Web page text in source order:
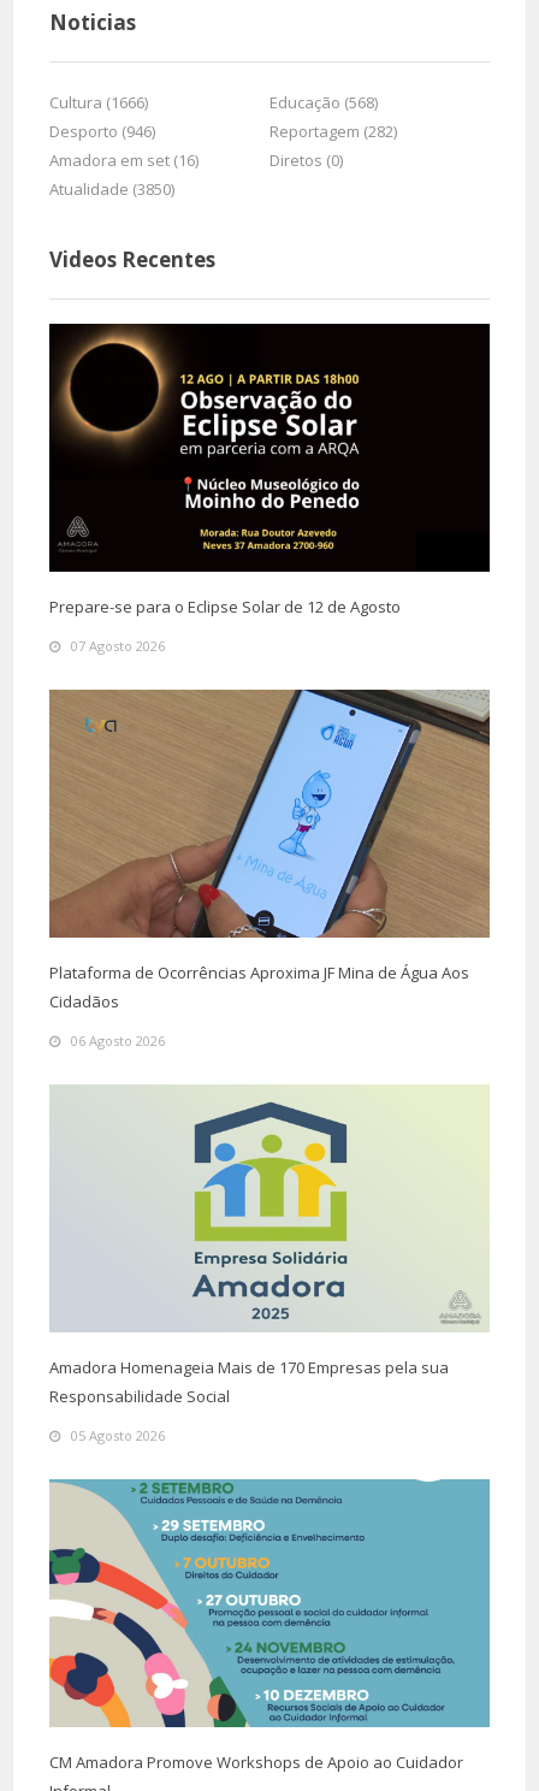
Noticias
Cultura (1666)
Educação (568)
Desporto (946)
Reportagem (282)
Amadora em set (16)
Diretos (0)
Atualidade (3850)
Videos Recentes
Prepare-se para o Eclipse Solar de 12 de Agosto
07 Agosto 2026
Plataforma de Ocorrências Aproxima JF Mina de Água Aos
Cidadãos
06 Agosto 2026
Amadora Homenageia Mais de 170 Empresas pela sua
Responsabilidade Social
05 Agosto 2026
CM Amadora Promove Workshops de Apoio ao Cuidador